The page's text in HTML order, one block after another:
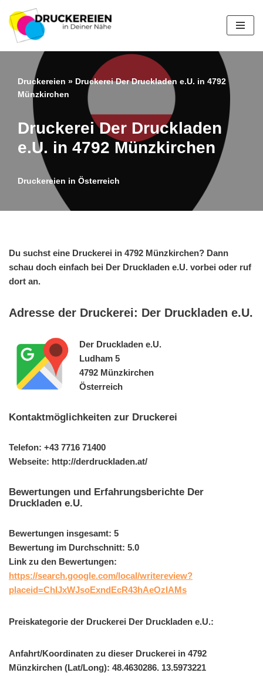
Zum
Inhalt
springen
Druckereien » Druckerei Der Druckladen e.U. in 4792
Münzkirchen
Druckerei Der Druckladen
e.U. in 4792 Münzkirchen
Druckereien in Österreich
Du suchst eine Druckerei in 4792 Münzkirchen? Dann
schau doch einfach bei Der Druckladen e.U. vorbei oder ruf
dort an.
Adresse der Druckerei: Der Druckladen e.U.
Der Druckladen e.U.
Ludham 5
4792 Münzkirchen
Österreich
Kontaktmöglichkeiten zur Druckerei
Telefon: +43 7716 71400
Webseite: http://derdruckladen.at/
Bewertungen und Erfahrungsberichte Der
Druckladen e.U.
Bewertungen insgesamt: 5
Bewertung im Durchschnitt: 5.0
Link zu den Bewertungen:
https://search.google.com/local/writereview?
placeid=ChIJxWJsoExndEcR43hAeOzIAMs
Preiskategorie der Druckerei Der Druckladen e.U.:
Anfahrt/Koordinaten zu dieser Druckerei in 4792
Münzkirchen (Lat/Long): 48.4630286. 13.5973221